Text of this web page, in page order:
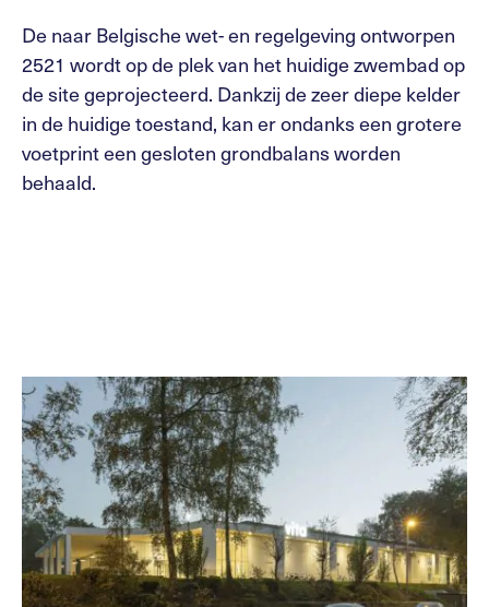
De naar Belgische wet- en regelgeving ontworpen
2521 wordt op de plek van het huidige zwembad op
de site geprojecteerd. Dankzij de zeer diepe kelder
in de huidige toestand, kan er ondanks een grotere
voetprint een gesloten grondbalans worden
behaald.